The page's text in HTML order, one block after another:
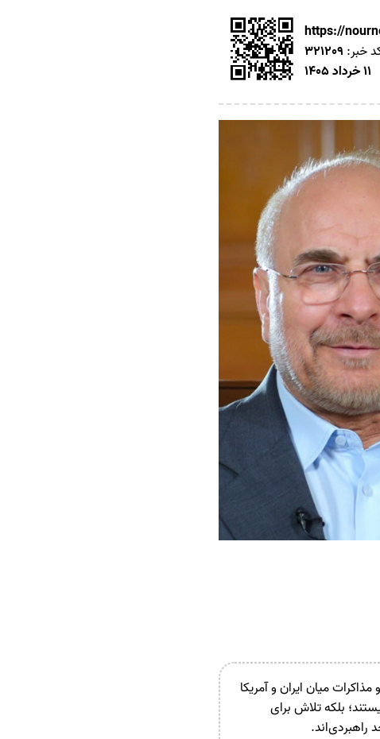
https://
خبر: 321209
11 خرداد 1405
میان ایران و آمریکا
بلکه تلاش برای